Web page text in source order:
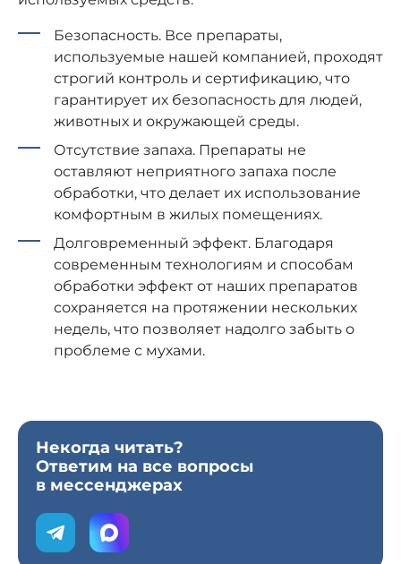
Безопасность. Все препараты,
используемые нашей компанией, проходят
строгий контроль и сертификацию, что
гарантирует их безопасность для людей,
животных и окружающей среды.
Отсутствие запаха. Препараты не
оставляют неприятного запаха после
обработки, что делает их использование
комфортным в жилых помещениях.
Долговременный эффект. Благодаря
современным технологиям и способам
обработки эффект от наших препаратов
сохраняется на протяжении нескольких
недель, что позволяет надолго забыть о
проблеме с мухами.
Некогда читать?
Ответим на все вопросы
в мессенджерах